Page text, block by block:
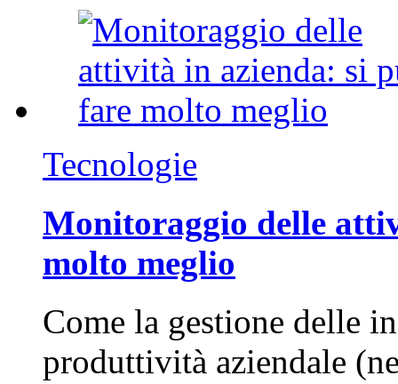
Tecnologie
Monitoraggio delle
molto meglio
Come la gestione delle
produttività aziendale